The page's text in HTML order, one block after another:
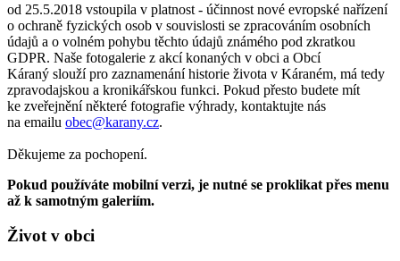
od 25.5.2018 vstoupila v platnost - účinnost nové evropské nařízení
o ochraně fyzických osob v souvislosti se zpracováním osobních
údajů a o volném pohybu těchto údajů známého pod zkratkou
GDPR. Naše fotogalerie z akcí konaných v obci a Obcí
Káraný slouží pro zaznamenání historie života v Káraném, má tedy
zpravodajskou a kronikářskou funkci. Pokud přesto budete mít
ke zveřejnění některé fotografie výhrady, kontaktujte nás
na emailu obec@karany.cz.
Děkujeme za pochopení.
Pokud používáte mobilní verzi, je nutné se proklikat přes menu
až k samotným galeriím.
Život v obci